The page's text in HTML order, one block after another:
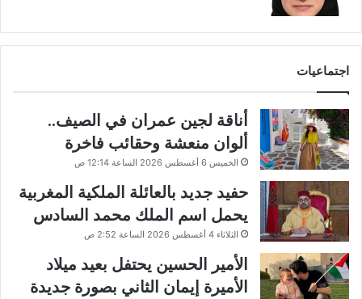
اجتماعيات
أناقة لجين عمران في الصيف..
ألوان منعشة وحقائب فاخرة
الخميس 6 أغسطس 2026 الساعة 12:14 ص
حفيد جديد بالعائلة الملكية المغربية
يحمل اسم الملك محمد السادس
الثلاثاء 4 أغسطس 2026 الساعة 2:52 ص
الأمير الحسين يحتفل بعيد ميلاد
الأميرة إيمان الثاني بصورة جديدة